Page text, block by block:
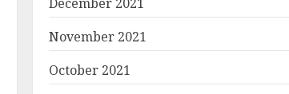
November 2021
October 2021